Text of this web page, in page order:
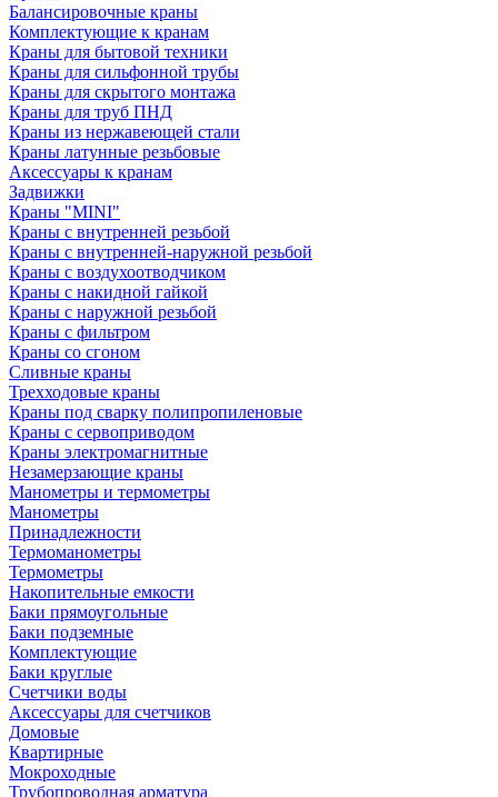
Балансировочные краны
Комплектующие к кранам
Краны для бытовой техники
Краны для сильфонной трубы
Краны для скрытого монтажа
Краны для труб ПНД
Краны из нержавеющей стали
Краны латунные резьбовые
Аксессуары к кранам
Задвижки
Краны "MINI"
Краны с внутренней резьбой
Краны с внутренней-наружной резьбой
Краны с воздухоотводчиком
Краны с накидной гайкой
Краны с наружной резьбой
Краны с фильтром
Краны со сгоном
Сливные краны
Трехходовые краны
Краны под сварку полипропиленовые
Краны с сервоприводом
Краны электромагнитные
Незамерзающие краны
Манометры и термометры
Манометры
Принадлежности
Термоманометры
Термометры
Накопительные емкости
Баки прямоугольные
Баки подземные
Комплектующие
Баки круглые
Счетчики воды
Аксессуары для счетчиков
Домовые
Квартирные
Мокроходные
Трубопроводная арматура